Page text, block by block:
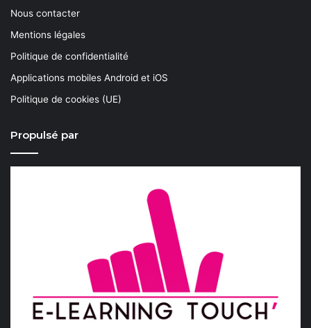
Nous contacter
Mentions légales
Politique de confidentialité
Applications mobiles Android et iOS
Politique de cookies (UE)
Propulsé par